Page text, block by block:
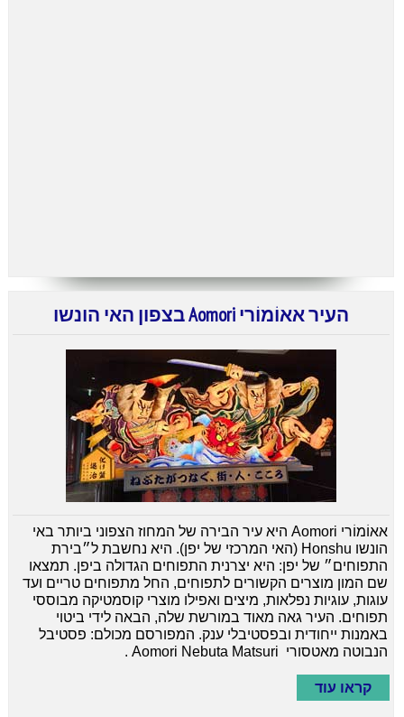
העיר אאוֹמוֹרי Aomori בצפון האי הונשו
אאוֹמוֹרי Aomori היא עיר הבירה של המחוז הצפוני ביותר באי
הונשו Honshu (האי המרכזי של יפן). היא נחשבת ל״בירת
התפוחים״ של יפן: היא יצרנית התפוחים הגדולה ביפן. תמצאו
שם המון מוצרים הקשורים לתפוחים, החל מתפוחים טריים ועד
עוגות, עוגיות נפלאות, מיצים ואפילו מוצרי קוסמטיקה מבוססי
תפוחים. העיר גאה מאוד במורשת שלה, הבאה לידי ביטוי
באמנות ייחודית ובפסטיבלי ענק. המפורסם מכולם: פסטיבל
הנבוטה מאטסורי Aomori Nebuta Matsuri .
קראו עוד